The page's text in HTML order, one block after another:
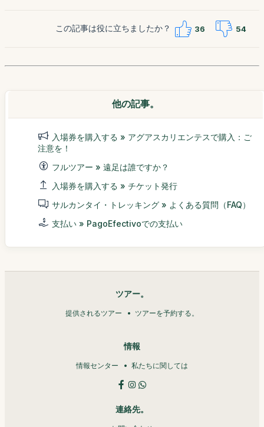
この記事は役に立ちましたか？ 36 54
他の記事。
入場券を購入する » アグアスカリエンテスで購入：ご
注意を！
フルツアー » 遠足は誰ですか？
入場券を購入する » チケット発行
サルカンタイ・トレッキング » よくある質問（FAQ）
支払い » PagoEfectivoでの支払い
ツアー。
提供されるツアー ツアーを予約する。
情報
情報センター 私たちに関しては
連絡先。